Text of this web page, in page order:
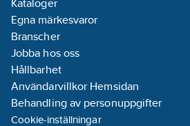
Kataloger
Egna märkesvaror
Branscher
Jobba hos oss
Hållbarhet
Användarvillkor Hemsidan
Behandling av personuppgifter
Cookie-inställningar